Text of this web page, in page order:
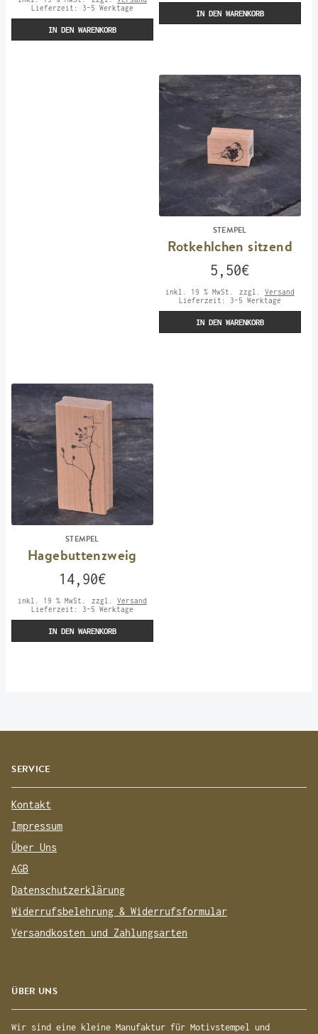
Lieferzeit: 3-5 Werktage
IN DEN WARENKORB
IN DEN WARENKORB
STEMPEL
Rotkehlchen sitzend
5,50€
inkl. 19 % MwSt. zzgl. Versand
Lieferzeit:
3-5 Werktage
IN DEN WARENKORB
STEMPEL
Hagebuttenzweig
14,90€
inkl. 19 % MwSt. zzgl. Versand
Lieferzeit: 3-5 Werktage
IN DEN WARENKORB
SERVICE
Kontakt
Impressum
Über Uns
AGB
Datenschutzerklärung
Widerrufsbelehrung & Widerrufsformular
Versandkosten und Zahlungsarten
ÜBER UNS
Wir sind eine kleine Manufaktur für Motivstempel und